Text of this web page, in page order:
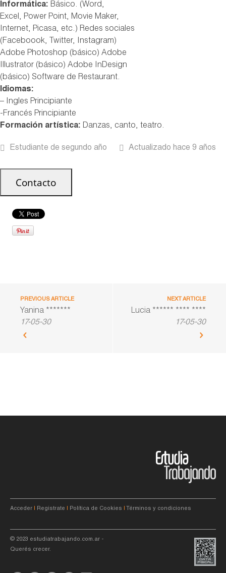
Informática: Básico. (Word,
Excel, Power Point, Movie Maker,
Internet, Picasa, etc.) Redes sociales
(Faceboook, Twitter, Instagram)
Adobe Photoshop (básico) Adobe
Illustrator (básico) Adobe InDesign
(básico) Software de Restaurant.
Idiomas:
– Ingles Principiante
-Francés Principiante
Formación artística: Danzas, canto, teatro.
Estudiante de segundo año Actualizado hace 9 años
PREVIOUS ARTICLE
Yanina *******
17-05-30
NEXT ARTICLE
Lucia ****** **** ****
17-05-30
Acceder Registrate Política de Cookies Términos y condiciones
© 2023 estudiatrabajando.com.ar -
Querés crecer.